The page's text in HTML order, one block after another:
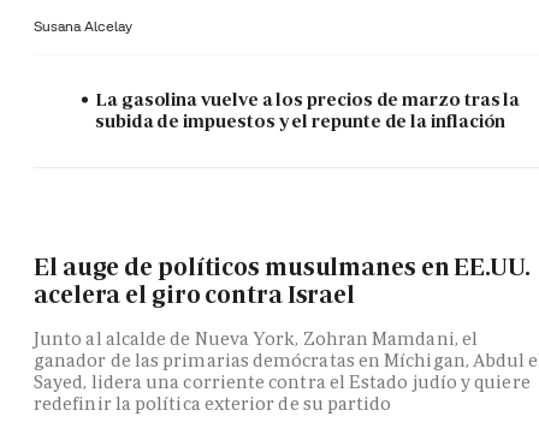
Susana Alcelay
La gasolina vuelve a los precios de marzo tras la
subida de impuestos y el repunte de la inflación
El auge de políticos musulmanes en EE.UU.
acelera el giro contra Israel
Junto al alcalde de Nueva York, Zohran Mamdani, el
ganador de las primarias demócratas en Míchigan, Abdul
Sayed, lidera una corriente contra el Estado judío y quiere
redefinir la política exterior de su partido